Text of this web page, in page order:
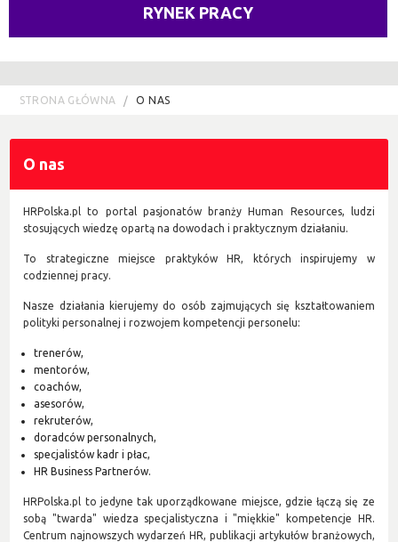
RYNEK PRACY
STRONA GŁÓWNA O NAS
O nas
HRPolska.pl to portal pasjonatów branży Human Resources, ludzi
stosujących wiedzę opartą na dowodach i praktycznym działaniu.
To strategiczne miejsce praktyków HR, których inspirujemy w
codziennej pracy.
Nasze działania kierujemy do osób zajmujących się kształtowaniem
polityki personalnej i rozwojem kompetencji personelu:
trenerów,
mentorów,
coachów,
asesorów,
rekruterów,
doradców personalnych,
specjalistów kadr i płac,
HR Business Partnerów.
HRPolska.pl to jedyne tak uporządkowane miejsce, gdzie łączą się ze
sobą "twarda" wiedza specjalistyczna i "miękkie" kompetencje HR.
Centrum najnowszych wydarzeń HR, publikacji artykułów branżowych,